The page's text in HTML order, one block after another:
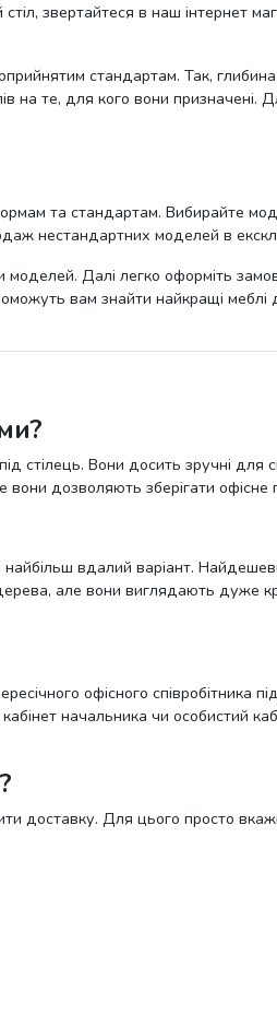
звертайтеся в наш інтернет
стандартам. Так, глибина
на те, для кого вони призначені.
та стандартам. Вибирайте
нестандартних моделей в
моделей. Далі легко оформіть
вам знайти найкращі меблі
стілець. Вони досить зручні для
вони дозволяють зберігати
найбільш вдалий варіант.
але вони виглядають дуже
офісного співробітника
начальника чи особистий
доставку. Для цього просто